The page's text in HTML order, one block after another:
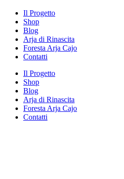
Il Progetto
Shop
Blog
Arja di Rinascita
Foresta Arja Cajo
Contatti
Il Progetto
Shop
Blog
Arja di Rinascita
Foresta Arja Cajo
Contatti